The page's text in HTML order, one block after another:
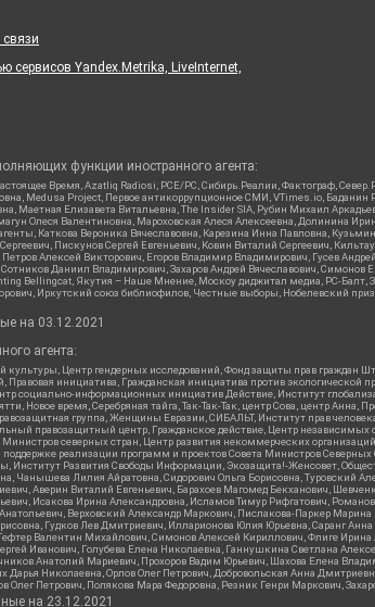
сервисов Yandex.Metrika, LiveInternet,
функции иностранного агента:
Время, Azatliq Radiosi, PCE/PC, Сибирь.Реалии, Фактограф,
Medusa Project, Первое антикоррупционное СМИ, VTimes.io,
Маетная Елизавета Витальевна, The Insider SIA, Рубин Михаил
Олеся Валентиновна, Мароховская Алеся Алексеевна, Долинина
Каткова Вероника Вячеславовна, Карезина Инна Павловна,
Пискунов Сергей Евгеньевич, Ковин Виталий Сергеевич,
Алексей Викторович, Егоров Владимир Владимирович, Гусев
Даниил Владимирович, Захаров Андрей Вячеславович,
Bellingcat, Якутия – Наше Мнение, Москоу диджитал медиа, РС-Балт,
Иркутский союз библиофилов, Честные выборы, Нобелевский
на 03.12.2021
агента:
Центр гендерных исследований, Фонд защиты прав
инициатива, Гражданская инициатива против
социально-информационных инициатив Действие, Институт
Новое время, Серебряная тайга, Так-Так-Так, центр Сова, центр
группа, Женщины Евразии, СИБАЛЬТ, Институт прав
правозащитный центр, Гражданское действие, Центр
северных стран, Центр развития некоммерческих
реализации программ и проектов Совета Министров
Институт Развития Свободы Информации, Экозащита!-Женсовет,
Лилия Айратовна, Сидорович Ольга Борисовна, Туровский
Аверин Виталий Евгеньевич, Барахоев Магомед Бекханович,
Исакова Ирина Александровна, Исламов Тимур Рифгатович,
Верховский Александр Маркович, Пислакова-Паркер
Гудков Лев Дмитриевич, Илларионова Юлия Юрьевна, Саранг
Валентин Михайлович, Симонов Алексей Кириллович, Флиге
Иванович, Голубева Елена Николаевна, Ганнушкина Светлана
Анатолий Мариевич, Прохоров Вадим Юрьевич, Шахова Елена
Николаевна, Орлов Олег Петрович, Добровольская Анна
Петрович, Полякова Мара Федоровна, Резник Генри Маркович,
на 23.12.2021